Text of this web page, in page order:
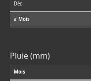
Déc
⌀ Mois
Pluie (mm)
Mois